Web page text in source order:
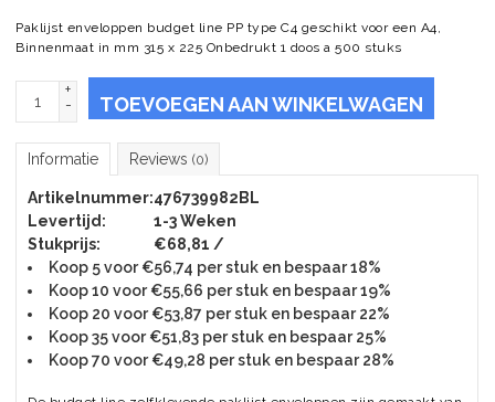
Paklijst enveloppen budget line PP type C4 geschikt voor een A4,
Binnenmaat in mm 315 x 225 Onbedrukt 1 doos a 500 stuks
+
-
TOEVOEGEN AAN WINKELWAGEN
Informatie Reviews (0)
Artikelnummer:476739982BL
Levertijd:
1-3 Weken
Stukprijs:
€68,81 /
Koop 5 voor €56,74 per stuk en bespaar 18%
Koop 10 voor €55,66 per stuk en bespaar 19%
Koop 20 voor €53,87 per stuk en bespaar 22%
Koop 35 voor €51,83 per stuk en bespaar 25%
Koop 70 voor €49,28 per stuk en bespaar 28%